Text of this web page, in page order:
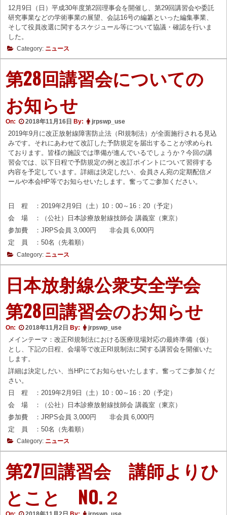
12月9日（日）平成30年度第2回理事会を開催し、第29回講習会や委託
研究事業などの学術事業の展望、会誌16号の編纂といった編集事業、
そして役員改選に関するスケジュール等について協議・確認を行いま
した。
Category: ニュース
第28回講習会についての
お知らせ
On: 2018年11月16日 By: jrpswp_use
2019年9月に改正放射線障害防止法（RI規制法）が全面施行される見込
みです。それにあわせて改訂した予防規定を届出することが求められ
ております。皆様の施設では準備が進んでいるでしょうか？今回の講
習会では、以下日程で予防規定の例と改訂ポイントについて習得する
内容を予定しています。詳細は決定しだい、会員さん宛の定期配信メ
ールや本会HP等でお知らせいたします。奮ってご参加ください。
日 程 ：2019年2月9日（土）10：00～16：20（予定）
会 場 ：（公社）日本診療放射線技師会 講義室（東京）
参加費 ：JRPS会員 3,000円 非会員 6,000円
定 員 ：50名（先着順）
Category: ニュース
日本放射線公衆安全学会
第28回講習会のお知らせ
On: 2018年11月2日 By: jrpswp_use
メインテーマ：改正RI規制法における医療現場対応の最終準備（仮）
とし、下記の日程、会場等で改正RI規制法に関する講習会を開催いた
します。
詳細は決定しだい、当HPにてお知らせいたします。奮ってご参加くだ
さい。
日 程 ：2019年2月9日（土）10：00～16：20（予定）
会 場 ：（公社）日本診療放射線技師会 講義室（東京）
参加費 ：JRPS会員 3,000円 非会員 6,000円
定 員 ：50名（先着順）
Category: ニュース
第27回講習会 講師よりひ
とこと NO.２